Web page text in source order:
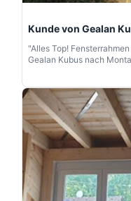
Kunde von Gealan
"Alles Top!
Gealan Kubus nach